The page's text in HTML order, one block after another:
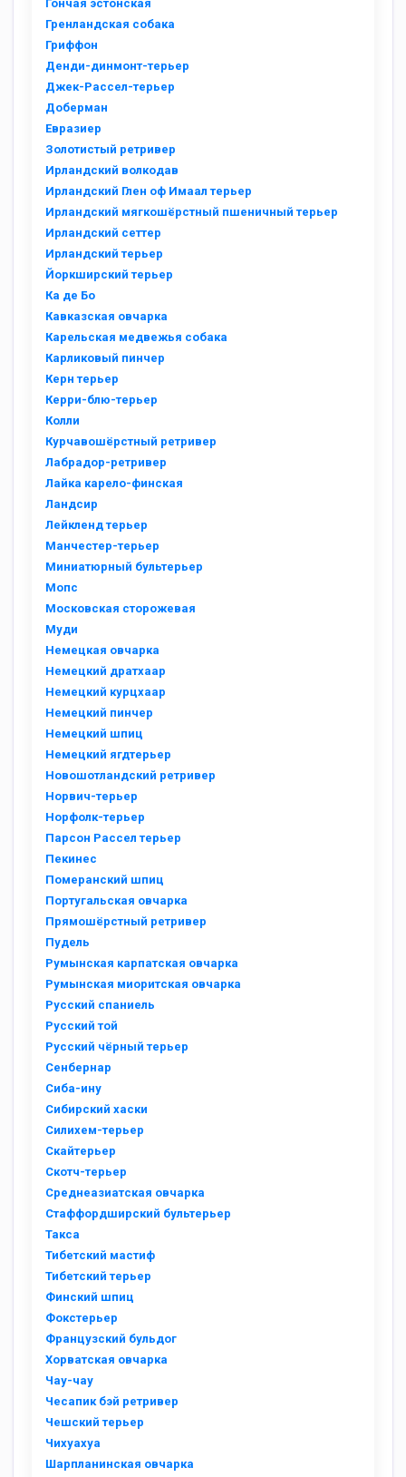
Гончая эстонская
Гренландская собака
Гриффон
Денди-динмонт-терьер
Джек-Рассел-терьер
Доберман
Евразиер
Золотистый ретривер
Ирландский волкодав
Ирландский Глен оф Имаал терьер
Ирландский мягкошёрстный пшеничный терьер
Ирландский сеттер
Ирландский терьер
Йоркширский терьер
Ка де Бо
Кавказская овчарка
Карельская медвежья собака
Карликовый пинчер
Керн терьер
Керри-блю-терьер
Колли
Курчавошёрстный ретривер
Лабрадор-ретривер
Лайка карело-финская
Ландсир
Лейкленд терьер
Манчестер-терьер
Миниатюрный бультерьер
Мопс
Московская сторожевая
Муди
Немецкая овчарка
Немецкий дратхаар
Немецкий курцхаар
Немецкий пинчер
Немецкий шпиц
Немецкий ягдтерьер
Новошотландский ретривер
Норвич-терьер
Норфолк-терьер
Парсон Рассел терьер
Пекинес
Померанский шпиц
Португальская овчарка
Прямошёрстный ретривер
Пудель
Румынская карпатская овчарка
Румынская миоритская овчарка
Русский спаниель
Русский той
Русский чёрный терьер
Сенбернар
Сиба-ину
Сибирский хаски
Силихем-терьер
Скайтерьер
Скотч-терьер
Среднеазиатская овчарка
Стаффордширский бультерьер
Такса
Тибетский мастиф
Тибетский терьер
Финский шпиц
Фокстерьер
Французский бульдог
Хорватская овчарка
Чау-чау
Чесапик бэй ретривер
Чешский терьер
Чихуахуа
Шарпланинская овчарка